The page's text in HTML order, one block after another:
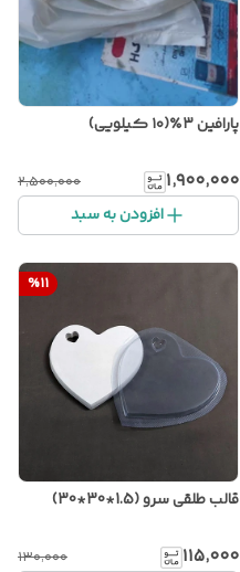
پارافین ۳٪(۱۰ کیلویی)
۱٬۹۰۰٬۰۰۰ ۲٬۵۰۰٬۰۰۰
افزودن به سبد
%11
قالب طلقی سرو (1.5*30*30)
۱۱۵٬۰۰۰ ۱۳۰٬۰۰۰